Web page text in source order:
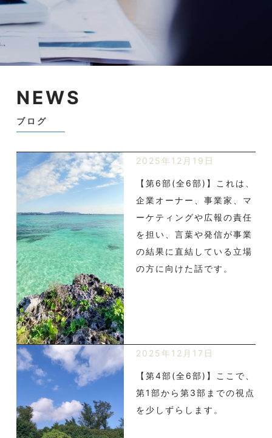
NEWS
ブログ
2025年12月19日
【第6部(全6部)】これは、
企業オーナー、事業家、マ
ーケティングや広報の責任
を担い、言葉や発信が事業
の結果に直結している立場
の方に向けた話です。
2025年12月17日
【第4部(全6部)】ここで、
第1部から第3部までの視点
を少しずらします。